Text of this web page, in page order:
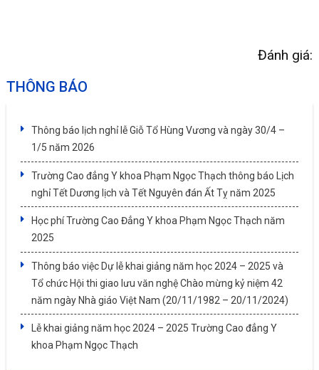
Đánh giá:
THÔNG BÁO
Thông báo lịch nghỉ lễ Giỗ Tổ Hùng Vương và ngày 30/4 –
1/5 năm 2026
Trường Cao đẳng Y khoa Phạm Ngọc Thạch thông báo Lịch
nghỉ Tết Dương lịch và Tết Nguyên đán Ất Tỵ năm 2025
Học phí Trường Cao Đẳng Y khoa Phạm Ngọc Thạch năm
2025
Thông báo việc Dự lễ khai giảng năm học 2024 – 2025 và
Tổ chức Hội thi giao lưu văn nghệ Chào mừng kỷ niệm 42
năm ngày Nhà giáo Việt Nam (20/11/1982 – 20/11/2024)
Lễ khai giảng năm học 2024 – 2025 Trường Cao đẳng Y
khoa Phạm Ngọc Thạch